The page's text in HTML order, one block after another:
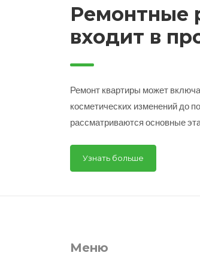
Ремонтные
входит в
Ремонт квартиры может
косметических изменений до
рассматриваются основные
бюджет и избежать
советы и факты о
Узнать больше
Меню